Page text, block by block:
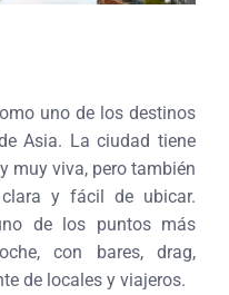
uno de los destinos
Asia. La ciudad tiene
muy viva, pero también
y fácil de ubicar.
de los puntos más
con bares, drag,
de locales y viajeros.